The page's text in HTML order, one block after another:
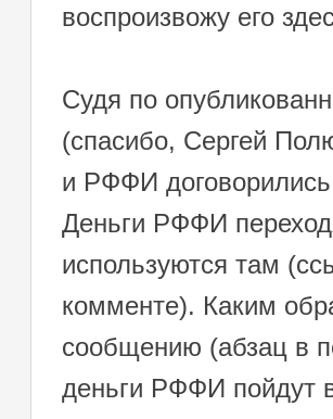
воспроизвожу его
Судя по
(спасибо, Сергей
и РФФИ
Деньги РФФИ
используются там
комменте). Каким
сообщению (абзац в
деньги РФФИ пойдут